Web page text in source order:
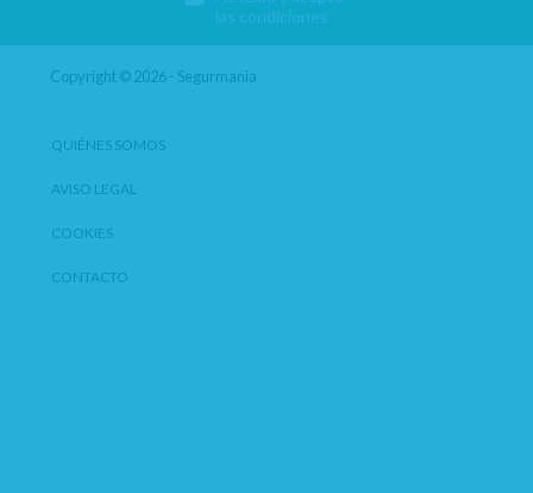
Copyright © 2026 - Segurmania
QUIÉNES SOMOS
AVISO LEGAL
COOKIES
CONTACTO